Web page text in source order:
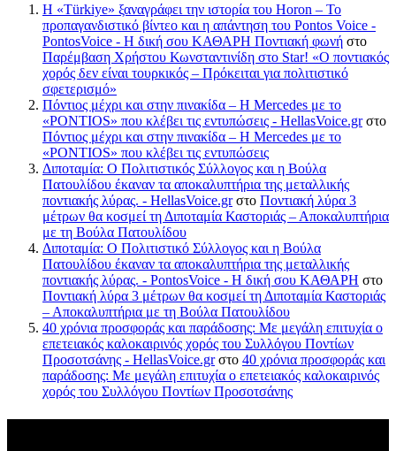
Η «Türkiye» ξαναγράφει την ιστορία του Horon – Το
προπαγανδιστικό βίντεο και η απάντηση του Pontos Voice -
PontosVoice - H δική σου ΚΑΘΑΡΗ Ποντιακή φωνή στο
Παρέμβαση Χρήστου Κωνσταντινίδη στο Star! «Ο ποντιακός
χορός δεν είναι τουρκικός – Πρόκειται για πολιτιστικό
σφετερισμό»
Πόντιος μέχρι και στην πινακίδα – Η Mercedes με το
«PONTIOS» που κλέβει τις εντυπώσεις - HellasVoice.grστο
Πόντιος μέχρι και στην πινακίδα – Η Mercedes με το
«PONTIOS» που κλέβει τις εντυπώσεις
Διποταμία: Ο Πολιτιστικός Σύλλογος και η Βούλα
Πατουλίδου έκαναν τα αποκαλυπτήρια της μεταλλικής
ποντιακής λύρας. - HellasVoice.grστο Ποντιακή λύρα 3
μέτρων θα κοσμεί τη Διποταμία Καστοριάς – Αποκαλυπτήρια
με τη Βούλα Πατουλίδου
Διποταμία: Ο Πολιτιστικό Σύλλογος και η Βούλα
Πατουλίδου έκαναν τα αποκαλυπτήρια της μεταλλικής
ποντιακής λύρας. - PontosVoice - H δική σου ΚΑΘΑΡΗ στο
Ποντιακή λύρα 3 μέτρων θα κοσμεί τη Διποταμία Καστοριάς
– Αποκαλυπτήρια με τη Βούλα Πατουλίδου
40 χρόνια προσφοράς και παράδοσης: Με μεγάλη επιτυχία ο
επετειακός καλοκαιρινός χορός του Συλλόγου Ποντίων
Προσοτσάνης - HellasVoice.grστο 40 χρόνια προσφοράς και
παράδοσης: Με μεγάλη επιτυχία ο επετειακός καλοκαιρινός
χορός του Συλλόγου Ποντίων Προσοτσάνης